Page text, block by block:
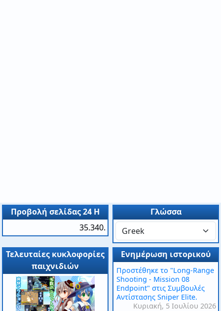
Προβολή σελίδας 24 H
35.340.
Γλώσσα
Τελευταίες κυκλοφορίες
παιχνιδιών
Ενημέρωση ιστορικού
Προστέθηκε το "Long-Range
Shooting - Mission 08
Endpoint" στις Συμβουλές
Αντίστασης Sniper Elite.
Κυριακή, 5 Ιουλίου 2026